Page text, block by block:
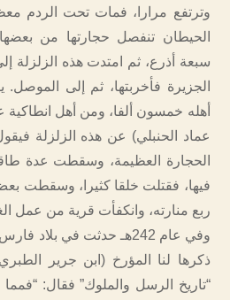
وترتفع مرارا، فمات تحت الردم
الحيطان تنفصل حجارتها من
سبعة أذرع، ثم امتدت هذه الزلزلة
الجزيرة فأخربتها، ثم إلى
أهله خمسون ألفا، ومن أهل
عماد الحنبلي) عن هذه الزلزلة
الحجارة العظيمة، وسقطت عدة
فيها، فقتلت خلقا كثيرا، وسقطت
ربع منارته، وانكفأت قرية من عمل
وفي عام 242هـ حدثت في
ذكرها لنا المؤرخ (ابن جرير
“تاريخ الرسل والملوك” فقال: